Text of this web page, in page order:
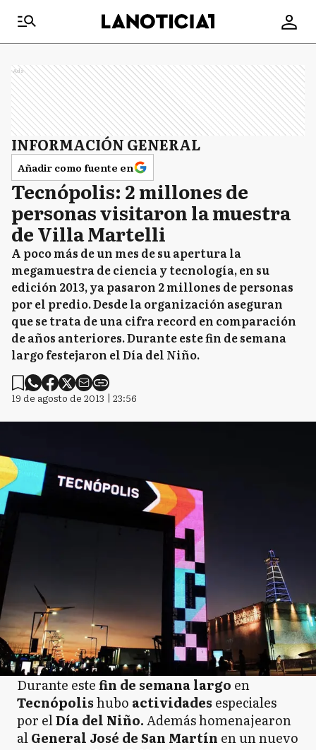
Ads
INFORMACIÓN GENERAL
Añadir como fuente en
Tecnópolis: 2 millones de
personas visitaron la muestra
de Villa Martelli
A poco más de un mes de su apertura la
megamuestra de ciencia y tecnología, en su
edición 2013, ya pasaron 2 millones de personas
por el predio. Desde la organización aseguran
que se trata de una cifra record en comparación
de años anteriores. Durante este fin de semana
largo festejaron el Día del Niño.
19 de agosto de 2013 | 23:56
Durante estefin de semana largo en
Tecnópolishubo actividades especiales
por elDía del Niño.Además homenajearon
alGeneral José de San Martín en un nuevo